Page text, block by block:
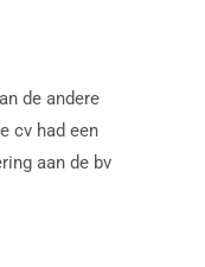
de andere
cv had een
aan de bv